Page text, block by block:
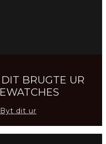
BRUGTE UR
Byt dit ur